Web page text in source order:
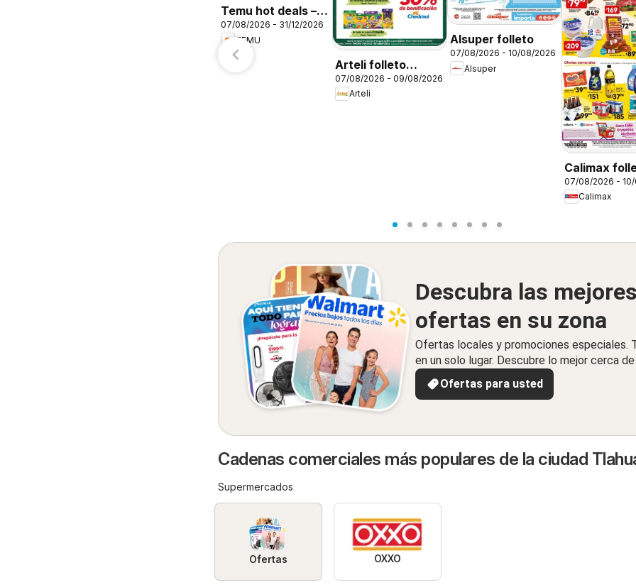
Temu hot deals –
Mexico
07/08/2026 - 31/12/2026
TEMU
Arteli folleto
Regreso a clases
07/08/2026 - 09/08/2026
Arteli
Alsuper folleto
07/08/2026 - 10/08/2026
Alsuper
Calimax
07/08/2026 -
Calimax
Descubra las mejores
ofertas en su zona
Ofertas locales y promociones especiales.
en un solo lugar. Descubre lo mejor cerca
Ofertas para usted
Cadenas comerciales más populares de la ciudad
Supermercados
Ofertas OXXO